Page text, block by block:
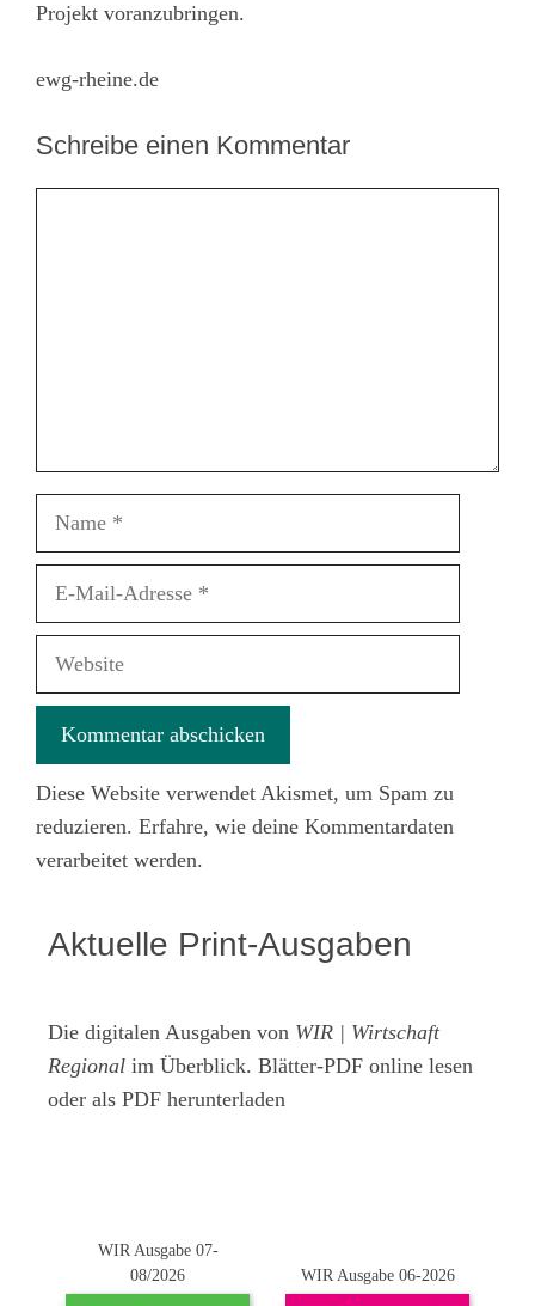
Projekt voranzubringen.
ewg-rheine.de
Schreibe einen Kommentar
Name
Website
Diese Website verwendet Akismet, um Spam zu
reduzieren. Erfahre, wie deine Kommentardaten
verarbeitet werden.
Aktuelle Print-Ausgaben
Die digitalen Ausgaben von WIR | Wirtschaft
Regional im Überblick. Blätter-PDF online lesen
oder als PDF herunterladen
WIR Ausgabe 07-
08/2026
WIR Ausgabe 06-2026